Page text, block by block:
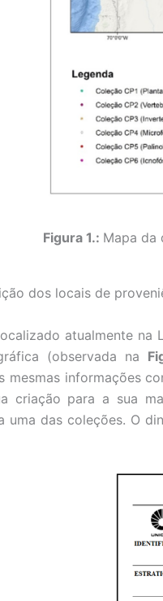
Figura 1.: Mapa da
dos locais de
atualmente na
(observada na
mesmas informações
criação para a sua
uma das coleções. O